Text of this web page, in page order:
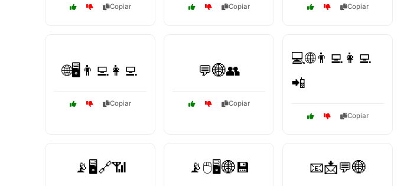
Copiar Copiar Copiar
🌐🖥️👨‍💻👩‍💻
Copiar
💬🌐👥
Copiar
💻🌐👨‍💻👩‍💻
📲
Copiar
📡🖥️🔗📶 📡🖱️🖥️🌐💾 📧📩💬🌐